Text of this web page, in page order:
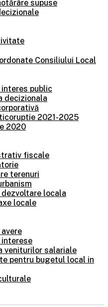
supuse
Consiliului Local
public
decizionala
2021-2025
2020
fiscale
terenuri
locala
locale
veniturilor salariale
pentru bugetul local in